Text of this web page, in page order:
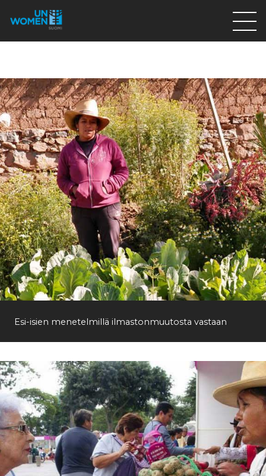
Osallistu
Mitä teemme
Ajankohtaista
Tietoa meistä
På Svenska
Valikon rivi
Lahjoita
Etsi
Esi-isien menetelmillä ilmastonmuutosta vastaan